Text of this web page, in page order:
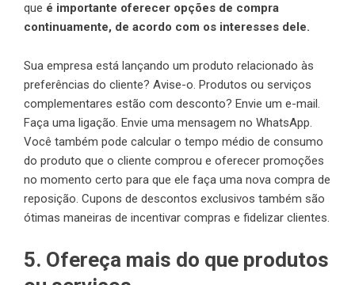
que é importante oferecer opções de compra
continuamente, de acordo com os interesses dele.
Sua empresa está lançando um produto relacionado às
preferências do cliente? Avise-o. Produtos ou serviços
complementares estão com desconto? Envie um e-mail.
Faça uma ligação. Envie uma mensagem no WhatsApp.
Você também pode calcular o tempo médio de consumo
do produto que o cliente comprou e oferecer promoções
no momento certo para que ele faça uma nova compra de
reposição. Cupons de descontos exclusivos também são
ótimas maneiras de incentivar compras e fidelizar clientes.
5. Ofereça mais do que produtos